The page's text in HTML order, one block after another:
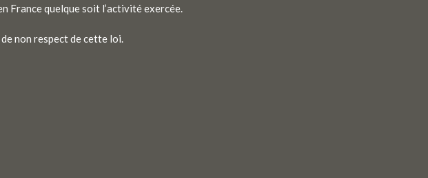
France quelque soit l’activité exercée.
non respect de cette loi.